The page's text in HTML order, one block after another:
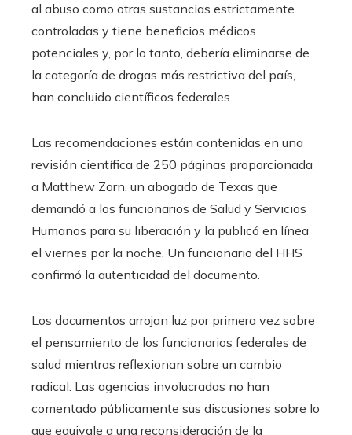
al abuso como otras sustancias estrictamente
controladas y tiene beneficios médicos
potenciales y, por lo tanto, debería eliminarse de
la categoría de drogas más restrictiva del país,
han concluido científicos federales.
Las recomendaciones están contenidas en una
revisión científica de 250 páginas proporcionada
a Matthew Zorn, un abogado de Texas que
demandó a los funcionarios de Salud y Servicios
Humanos para su liberación y la publicó en línea
el viernes por la noche. Un funcionario del HHS
confirmó la autenticidad del documento.
Los documentos arrojan luz por primera vez sobre
el pensamiento de los funcionarios federales de
salud mientras reflexionan sobre un cambio
radical. Las agencias involucradas no han
comentado públicamente sus discusiones sobre lo
que equivale a una reconsideración de la